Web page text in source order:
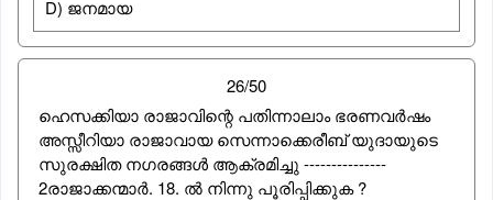
D) ജനമായ
26/50
ഹെസക്കിയാ രാജാവിന്റെ പതിന്നാലാം ഭരണവര്‍ഷം
അസ്സീറിയാ രാജാവായ സെന്നാക്കെരീബ് യുദായുടെ
സുരക്ഷിത നഗരങ്ങള്‍ ആക്രമിച്ചു ---------------
2രാജാക്കന്മാര്‍. 18. ല്‍ നിന്നു പൂരിപ്പിക്കുക ?